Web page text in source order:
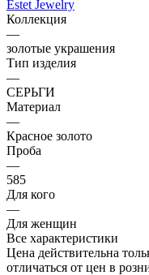
Estet Jewelry
Коллекция
—
золотые украшения
Тип изделия
—
СЕРЬГИ
Материал
—
Красное золото
Проба
—
585
Для кого
—
Для женщин
Все характеристики
Цена действительна
отличаться от цен в